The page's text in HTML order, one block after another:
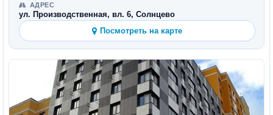
АДРЕС
ул. Производственная, вл. 6, Солнцево
Посмотреть на карте